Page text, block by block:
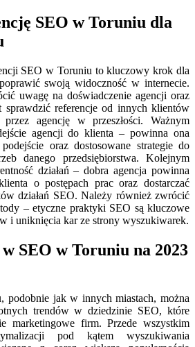
SEO w Toruniu dla
SEO w Toruniu to kluczowy krok dla
swoją widoczność w internecie.
uwagę na doświadczenie agencji oraz
referencje od innych klientów
agencję w przeszłości. Ważnym
agencji do klienta – powinna ona
oraz dostosowane strategie do
danego przedsiębiorstwa. Kolejnym
działań – dobra agencja powinna
o postępach prac oraz dostarczać
działań SEO. Należy również zwrócić
– etyczne praktyki SEO są kluczowe
i uniknięcia kar ze strony wyszukiwarek.
SEO w Toruniu na 2023
jak w innych miastach, można
trendów w dziedzinie SEO, które
marketingowe firm. Przede wszystkim
pod kątem wyszukiwania